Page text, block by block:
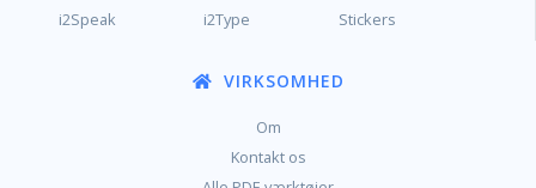
i2Speak
i2Type Stickers
VIRKSOMHED
Om
Kontakt os